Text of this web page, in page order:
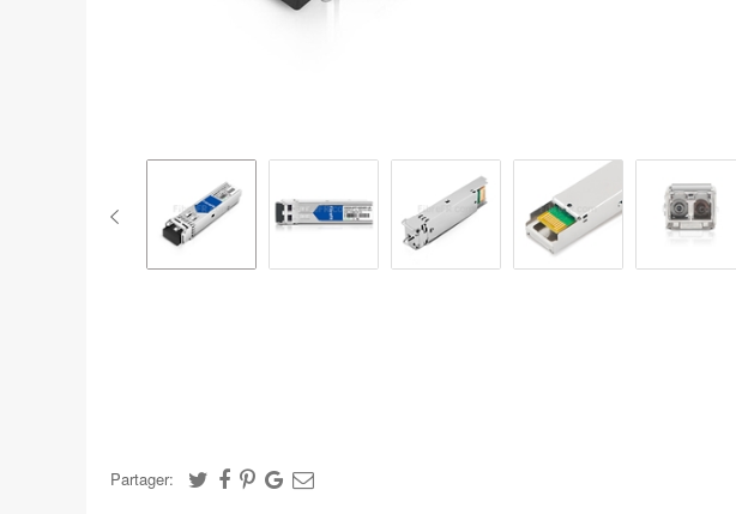
Partager: